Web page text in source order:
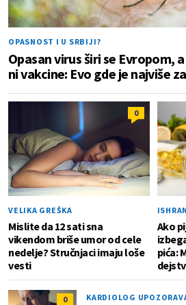
OPASNOST I U SRBIJI?
Opasan virus širi se Evropom,
ni vakcine: Evo gde je najviše
0
VELIKA GREŠKA
Mislite da 12 sati sna
vikendom briše umor od cele
nedelje? Stručnjaci imaju loše
vesti
Ako
pića:
0 KARDIOLOG